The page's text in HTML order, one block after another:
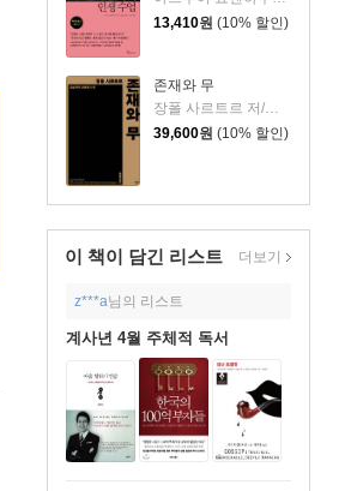
13,410원 (10% 할인)
존재와 무
39,600원 (10% 할인)
이 책이 담긴 리스트 더보기
z***a님의 리스트
계사년 4월 주체적 독서